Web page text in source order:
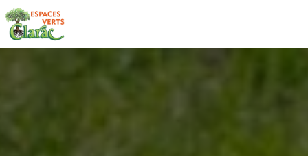
Panneau de gestion des cookies